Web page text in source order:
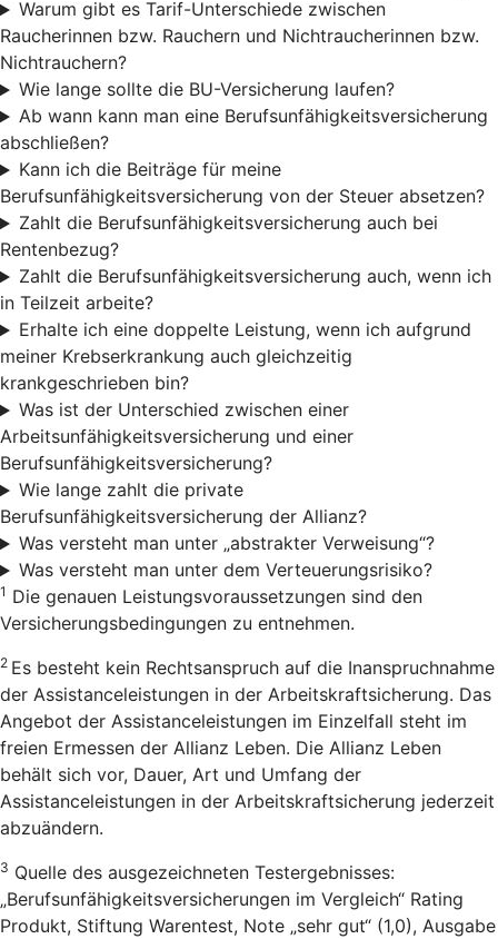
Warum gibt es Tarif-Unterschiede zwischen
Raucherinnen bzw. Rauchern und Nichtraucherinnen bzw.
Nichtrauchern?
Wie lange sollte die BU-Versicherung laufen?
Ab wann kann man eine Berufsunfähigkeitsversicherung
abschließen?
Kann ich die Beiträge für meine
Berufsunfähigkeitsversicherung von der Steuer absetzen?
Zahlt die Berufsunfähigkeitsversicherung auch bei
Rentenbezug?
Zahlt die Berufsunfähigkeitsversicherung auch, wenn ich
in Teilzeit arbeite?
Erhalte ich eine doppelte Leistung, wenn ich aufgrund
meiner Krebserkrankung auch gleichzeitig
krankgeschrieben bin?
Was ist der Unterschied zwischen einer
Arbeitsunfähigkeitsversicherung und einer
Berufsunfähigkeitsversicherung?
Wie lange zahlt die private
Berufsunfähigkeitsversicherung der Allianz?
Was versteht man unter „abstrakter Verweisung“?
Was versteht man unter dem Verteuerungsrisiko?
1 Die genauen Leistungsvoraussetzungen sind den
Versicherungsbedingungen zu entnehmen.
2 Es besteht kein Rechtsanspruch auf die Inanspruchnahme
der Assistanceleistungen in der Arbeitskraftsicherung. Das
Angebot der Assistanceleistungen im Einzelfall steht im
freien Ermessen der Allianz Leben. Die Allianz Leben
behält sich vor, Dauer, Art und Umfang der
Assistanceleistungen in der Arbeitskraftsicherung jederzeit
abzuändern.
3 Quelle des ausgezeichneten Testergebnisses:
„Berufsunfähigkeitsversicherungen im Vergleich“ Rating
Produkt, Stiftung Warentest, Note „sehr gut“ (1,0), Ausgabe